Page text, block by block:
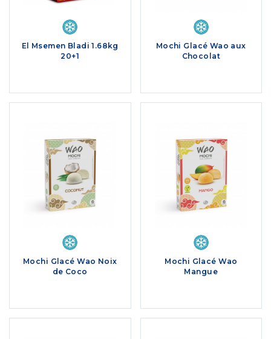
El Msemen Bladi 1.68kg
20+1
Mochi Glacé Wao aux
Chocolat
Mochi Glacé Wao Noix
de Coco
Mochi Glacé Wao
Mangue